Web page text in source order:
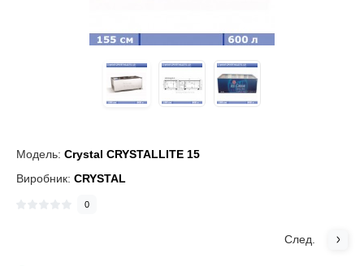
Модель: Crystal CRYSTALLITE 15
Виробник: CRYSTAL
0
След.